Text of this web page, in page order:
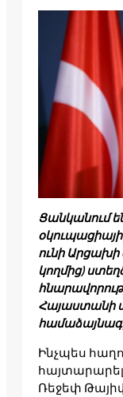
Ցանկանում
ունի Արցախի
կողմից)
Հայաստանի
Ինչպես
Ռեջեփ